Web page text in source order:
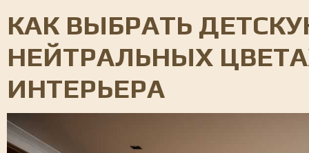
КАК ВЫБРАТЬ
НЕЙТРАЛЬНЫХ
ИНТЕРЬЕРА